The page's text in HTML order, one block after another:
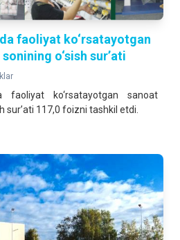
faoliyat ko‘rsatayotgan
o‘sish sur’ati
faoliyat ko‘rsatayotgan sanoat
sur’ati 117,0 foizni tashkil etdi.